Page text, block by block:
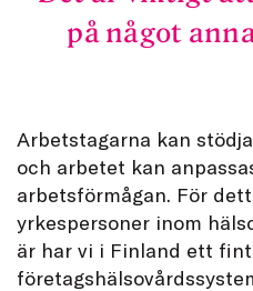
på något
Arbetstagarna kan
och arbetet kan
arbetsförmågan. För
yrkespersoner inom
är har vi i Finland ett fint